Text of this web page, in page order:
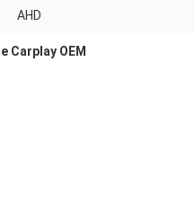
AHD
Carplay OEM